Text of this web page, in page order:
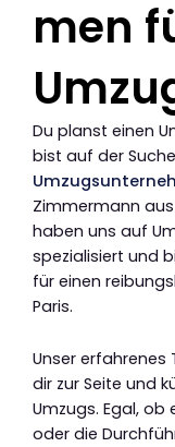
men
Du planst einen
bist auf der
Zimmermann
haben uns auf
spezialisiert und
für einen
Paris.
Unser
dir zur Seite und
Umzugs. Egal,
oder die